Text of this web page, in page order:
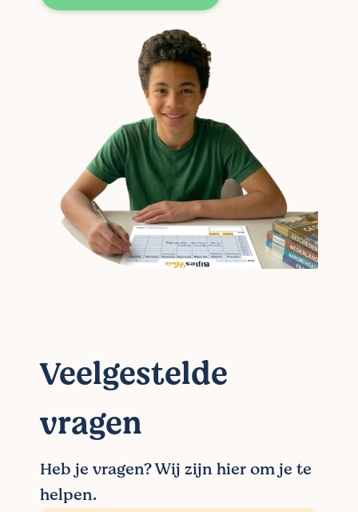
Veelgestelde
vragen
Heb je vragen? Wij zijn hier om je te
helpen.